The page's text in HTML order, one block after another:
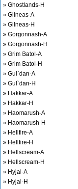
» Ghostlands-H
» Gilneas-A
» Gilneas-H
» Gorgonnash-A
» Gorgonnash-H
» Grim Batol-A
» Grim Batol-H
» Gul`dan-A
» Gul`dan-H
» Hakkar-A
» Hakkar-H
» Haomarush-A
» Haomarush-H
» Hellfire-A
» Hellfire-H
» Hellscream-A
» Hellscream-H
» Hyjal-A
» Hyjal-H